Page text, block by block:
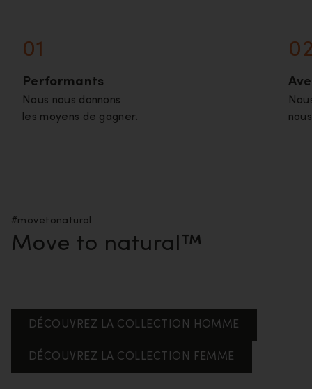
01
Performants
Nous nous donnons
les moyens de gagner.
#movetonatural
Move to natural™
DÉCOUVREZ LA COLLECTION HOMME
DÉCOUVREZ LA COLLECTION FEMME